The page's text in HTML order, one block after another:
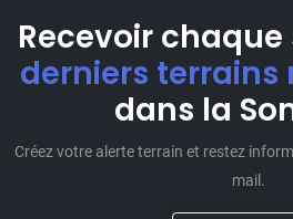
Recevoir
derniers terrains
dans la
Créez votre alerte terrain et restez
mail.